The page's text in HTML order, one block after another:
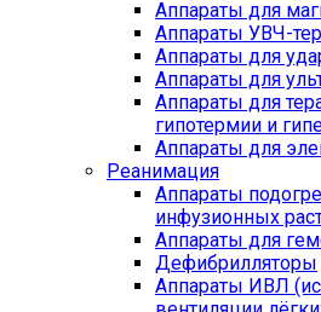
Аппараты для
Аппараты УВЧ-
Аппараты для
Аппараты для
Аппараты для
гипотермии и
Аппараты для
Реанимация
Аппараты
инфузионных
Аппараты для
Дефибрилляторы
Аппараты ИВЛ